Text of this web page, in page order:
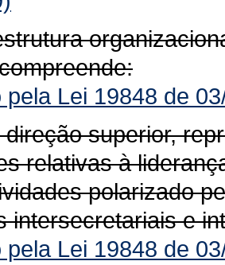
pela Lei 19848 de
superior,
relativas à
polarizado
intersecre­tariais e
pela Lei 19848 de